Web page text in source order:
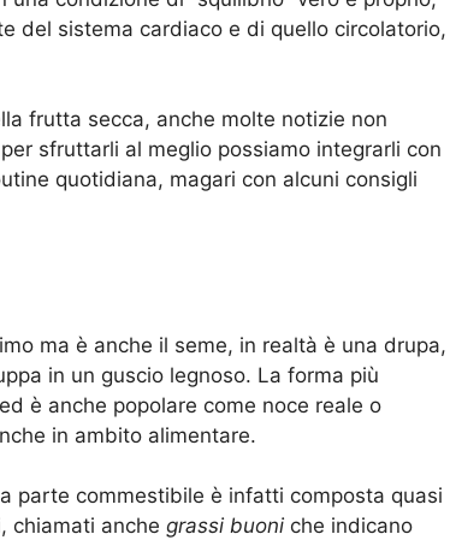
del sistema cardiaco e di quello circolatorio,
frutta secca, anche molte notizie non
sfruttarli al meglio possiamo integrarli con
quotidiana, magari con alcuni consigli
ma è anche il seme, in realtà è una drupa,
in un guscio legnoso. La forma più
è anche popolare come noce reale o
in ambito alimentare.
parte commestibile è infatti composta quasi
chiamati anche grassi buoni che indicano